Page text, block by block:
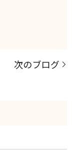
次のブログ